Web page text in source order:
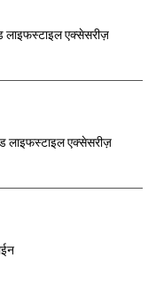
लाइफस्टाइल एक्सेसरीज़
लाइफस्टाइल एक्सेसरीज़